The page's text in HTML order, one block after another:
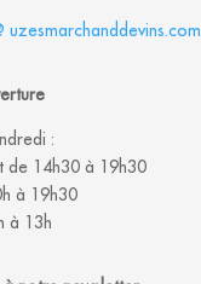
uzesmarchanddevins.com
:
de 14h30 à 19h30
à 19h30
à 13h